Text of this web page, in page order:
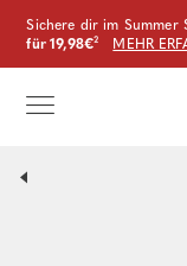
Sichere dir im Summer
für 19,98€² MEHR